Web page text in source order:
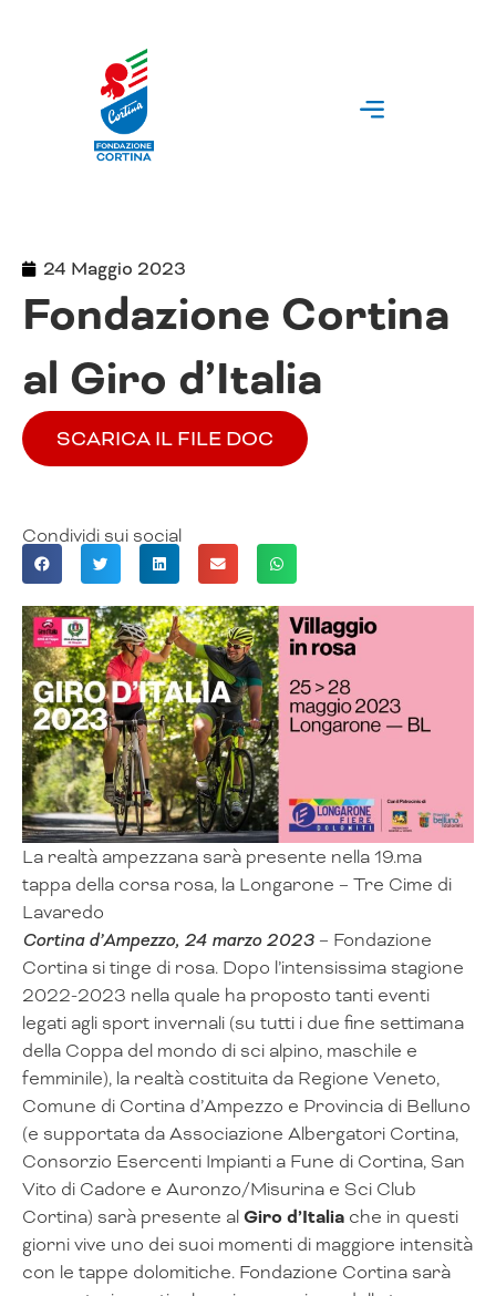
24 Maggio 2023
Fondazione Cortina
al Giro d’Italia
SCARICA IL FILE DOC
Condividi sui social
La realtà ampezzana sarà presente nella 19.ma
tappa della corsa rosa, la Longarone – Tre Cime di
Lavaredo
Cortina d’Ampezzo, 24 marzo 2023 – Fondazione
Cortina si tinge di rosa. Dopo l’intensissima stagione
2022-2023 nella quale ha proposto tanti eventi
legati agli sport invernali (su tutti i due fine settimana
della Coppa del mondo di sci alpino, maschile e
femminile), la realtà costituita da Regione Veneto,
Comune di Cortina d’Ampezzo e Provincia di Belluno
(e supportata da Associazione Albergatori Cortina,
Consorzio Esercenti Impianti a Fune di Cortina, San
Vito di Cadore e Auronzo/Misurina e Sci Club
Cortina) sarà presente alGiro d’Italia che in questi
giorni vive uno dei suoi momenti di maggiore intensità
con le tappe dolomitiche. Fondazione Cortina sarà